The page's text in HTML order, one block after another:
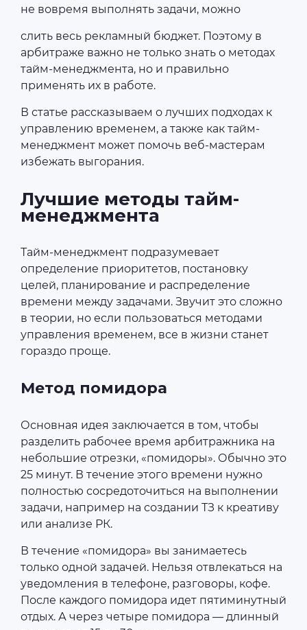
не вовремя выполнять задачи, можно
слить весь рекламный бюджет. Поэтому в
арбитраже важно не только знать о методах
тайм-менеджмента, но и правильно
применять их в работе.
В статье рассказываем о лучших подходах к
управлению временем, а также как тайм-
менеджмент может помочь веб-мастерам
избежать выгорания.
Лучшие методы тайм-
менеджмента
Тайм-менеджмент подразумевает
определение приоритетов, постановку
целей, планирование и распределение
времени между задачами. Звучит это сложно
в теории, но если пользоваться методами
управления временем, все в жизни станет
гораздо проще.
Метод помидора
Основная идея заключается в том, чтобы
разделить рабочее время арбитражника на
небольшие отрезки, «помидоры». Обычно это
25 минут. В течение этого времени нужно
полностью сосредоточиться на выполнении
задачи, например на создании ТЗ к креативу
или анализе РК.
В течение «помидора» вы занимаетесь
только одной задачей. Нельзя отвлекаться на
уведомления в телефоне, разговоры, кофе.
После каждого помидора идет пятиминутный
отдых. А через четыре помидора — длинный